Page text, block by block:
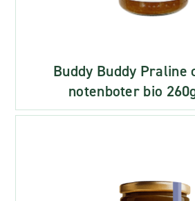
Buddy Buddy Praline
notenboter bio